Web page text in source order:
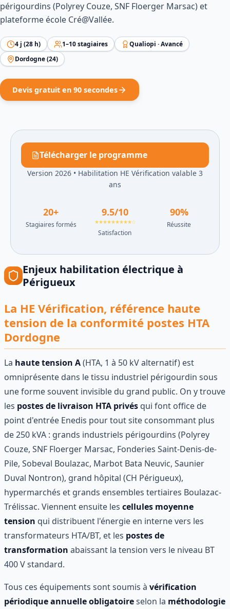
périgourdins (Polyrey Couze, SNF Floerger Marsac) et
plateforme école Cré@Vallée.
4 j (28 h) 1–10stagiaires Qualiopi ·Avancé
Dordogne(24)
Devis gratuit en 90 secondes
Télécharger le programme
Version 2026 • Habilitation HE Vérification valable 3
ans
20+
Stagiaires formés
9.5/10
★★★★★★★★★☆
Satisfaction
90%
Réussite
Enjeux habilitation électrique à
Périgueux
La HE Vérification, référence haute
tension de la conformité postes HTA
Dordogne
La haute tension A(HTA, 1 à 50 kV alternatif) est
omniprésente dans le tissu industriel périgourdin sous
une forme souvent invisible du grand public. On y trouve
les postes de livraison HTA privés qui font office de
point d'entrée Enedis pour tout site consommant plus
de 250 kVA : grands industriels périgourdins (Polyrey
Couze, SNF Floerger Marsac, Fonderies Saint-Denis-de-
Pile, Sobeval Boulazac, Marbot Bata Neuvic, Saunier
Duval Nontron), grand hôpital (CH Périgueux),
hypermarchés et grands ensembles tertiaires Boulazac-
Trélissac. Viennent ensuite les cellules moyenne
tension qui distribuent l'énergie en interne vers les
transformateurs HTA/BT, et les postes de
transformation abaissant la tension vers le niveau BT
400 V standard.
Tous ces équipements sont soumis à vérification
périodique annuelle obligatoireselon la méthodologie